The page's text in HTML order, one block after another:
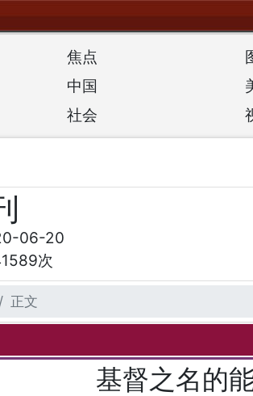
焦点
中国
社会
06-20
次
正文
基督之名的